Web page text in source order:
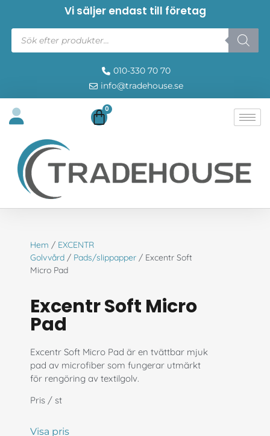
Vi säljer endast till företag
010-330 70 70
info@tradehouse.se
0
Hem / EXCENTR
Golvvård / Pads/slippapper / Excentr Soft
Micro Pad
Excentr Soft Micro
Pad
Excentr Soft Micro Pad är en tvättbar mjuk
pad av microfiber som fungerar utmärkt
för rengöring av textilgolv.
Pris / st
Visa pris